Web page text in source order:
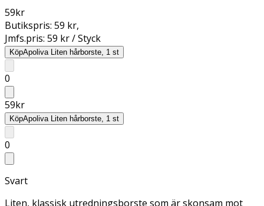
59kr
Butikspris: 59 kr,
Jmfs.pris: 59 kr / Styck
KöpApoliva Liten hårborste, 1 st
0
59kr
KöpApoliva Liten hårborste, 1 st
0
Svart
Liten, klassisk utredningsborste som är skonsam mot